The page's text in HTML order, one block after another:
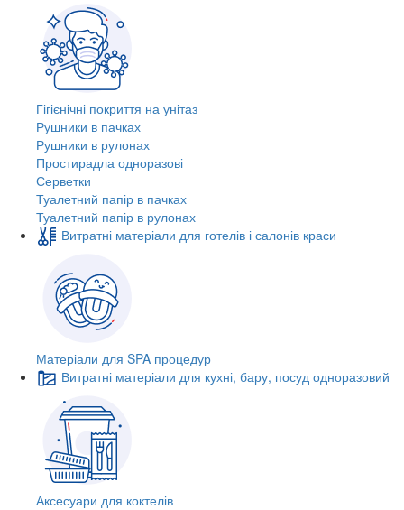
Гігієнічні покриття на унітаз
Рушники в пачках
Рушники в рулонах
Простирадла одноразові
Серветки
Туалетний папір в пачках
Туалетний папір в рулонах
Витратні матеріали для готелів і салонів краси
Матеріали для SPA процедур
Витратні матеріали для кухні, бару, посуд одноразовий
Аксесуари для коктелів